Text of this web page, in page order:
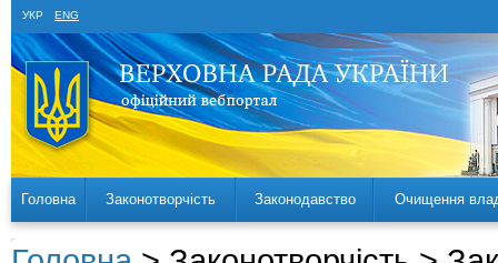
УКР ENG
Головна Законотворчість Законодавство Очищення